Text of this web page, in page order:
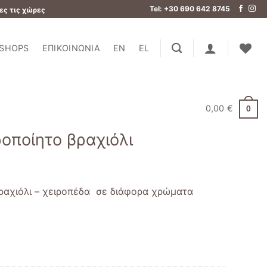
τις χώρες Tel: +30 690 642 8745
ΕΠΙΚΟΙΝΩΝΊΑ EN EL
0,00€ 0
βραχιόλι
– χειροπέδα σε διάφορα χρώματα